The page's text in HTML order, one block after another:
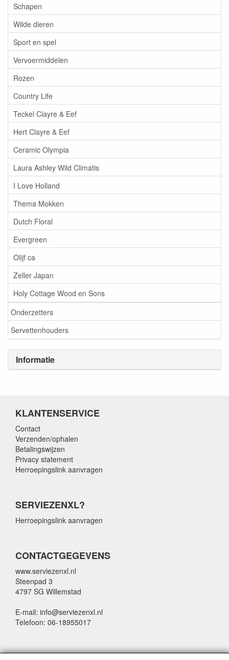
Schapen
Wilde dieren
Sport en spel
Vervoermiddelen
Rozen
Country Life
Teckel Clayre & Eef
Hert Clayre & Eef
Ceramic Olympia
Laura Ashley Wild Climatis
I Love Holland
Thema Mokken
Dutch Floral
Evergreen
Olijf ca
Zeller Japan
Holy Cottage Wood en Sons
Onderzetters
Servettenhouders
Informatie
KLANTENSERVICE
Contact
Verzenden/ophalen
Betalingswijzen
Privacy statement
Herroepingslink aanvragen
SERVIEZENXL?
Herroepingslink aanvragen
CONTACTGEGEVENS
www.serviezenxl.nl
Steenpad 3
4797 SG Willemstad
E-mail: info@serviezenxl.nl
Telefoon: 06-18955017